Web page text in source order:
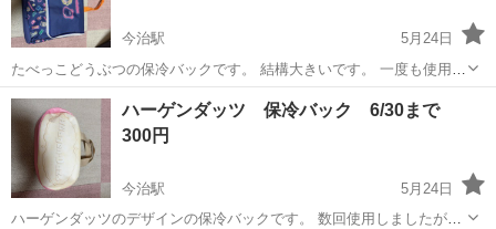
今治駅
5月24日
たべっこどうぶつの保冷バックです。 結構大きいです。 一度も使用せ
ず、暗所に保存していました。 特に気になる汚れはないです。 まとめ
買いも受付していますので、気軽にコメントください
愛媛 今治市 今治駅 その他 汚れ
ハーゲンダッツ 保冷バック 6/30まで
300円
今治駅
5月24日
ハーゲンダッツのデザインの保冷バックです。 数回使用しましたが、